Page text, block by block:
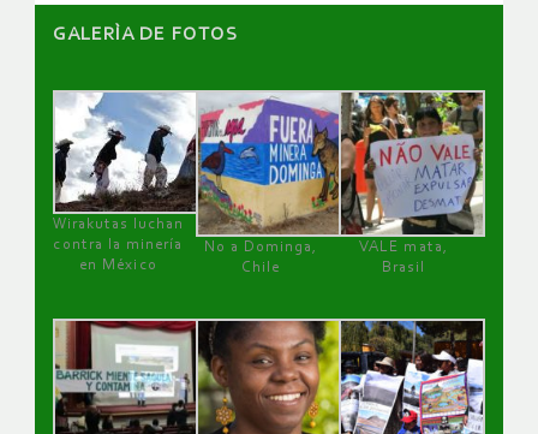
GALERÌA DE FOTOS
Wirakutas luchan
contra la minería
en México
No a Dominga,
Chile
VALE mata,
Brasil